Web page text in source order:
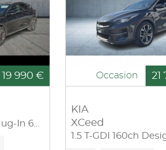
19 990 €
1.6 GDi 105ch + Plug-In 60.5ch Premium DCT6
Occasion 21
KIA
XCeed